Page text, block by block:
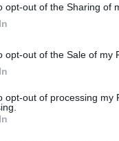
opt-out of the Sharing of
opt-out of the Sale of my
opt-out of processing my